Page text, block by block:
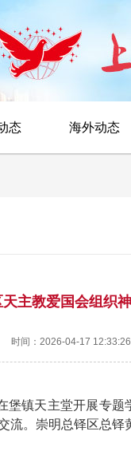
态 海外动态
天主教爱国会组织
时间：2026-04-17
镇天主堂开展专题
流。崇明总铎区总